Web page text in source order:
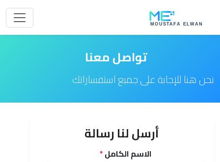
تواصل معنا
نحن هنا للإجابة على جميع استفساراتك
أرسل لنا رسالة
الاسم الكامل*